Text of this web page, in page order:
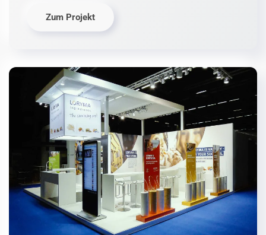
Zum Projekt